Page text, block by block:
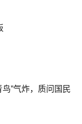
鸟”气炸，质问国民